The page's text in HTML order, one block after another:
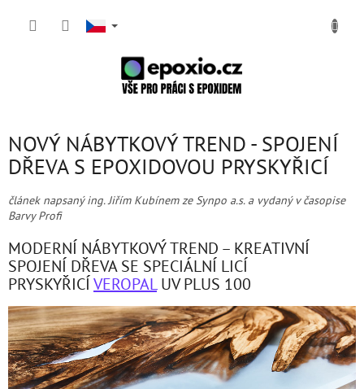
NOVÝ NÁBYTKOVÝ TREND - SPOJENÍ
DŘEVA S EPOXIDOVOU PRYSKYŘICÍ
článek napsaný ing. Jiřím Kubínem ze Synpo a.s. a vydaný v časopise
Barvy Profi
MODERNÍ NÁBYTKOVÝ TREND – KREATIVNÍ
SPOJENÍ DŘEVA SE SPECIÁLNÍ LICÍ
PRYSKYŘICÍVEROPALUV PLUS 100